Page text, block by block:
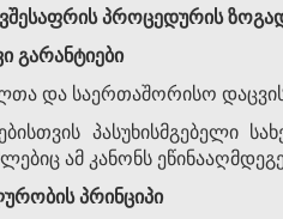
პროცედურის
გარანტიები
და საერთაშორისო
პასუხისმგებელი
ამ კანონს
პრინციპი